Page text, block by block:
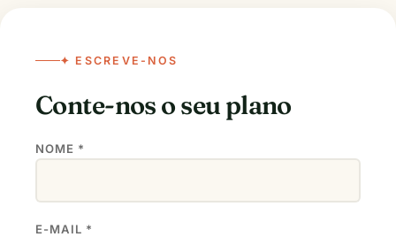
✦ ESCREVE-NOS
Conte-nos o seu plano
NOME *
E-MAIL *